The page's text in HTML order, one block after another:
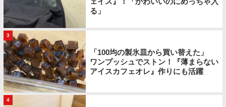
る」
3
「100均の製氷皿から買い替えた」
ワンプッシュでストン！『薄まらない
アイスカフェオレ』作りにも活躍
4